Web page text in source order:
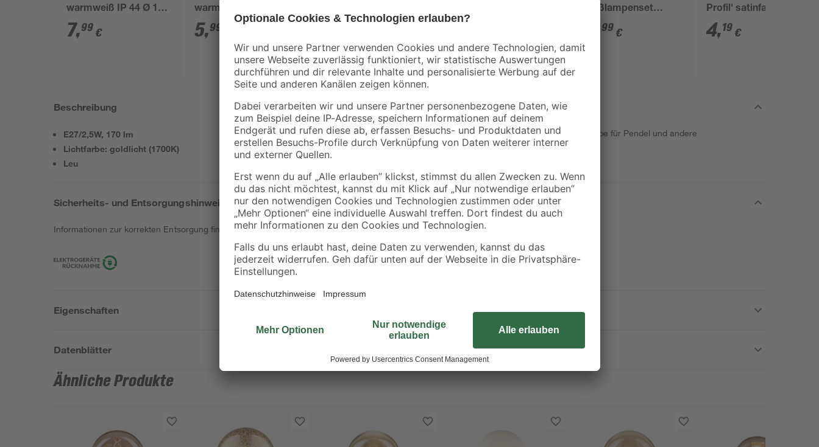
warmweiß IP 44 Ø 15
x 44 cm
7,99 €
warmweiß IP 44 Ø 10
x 39 cm
5,99
x 54,5 cm
warmweiß IP 44 Ø 27
Spießlampenset
warmweiß IP 44 7,5 x
43 cm 5 Stück
99 €
Profil' satinfarben 2
Stück
4,19 €
Beschreibung
E27/2,5W, 170 lm
Lichtfarbe: goldlicht (1700K)
Leu
Rund und gediegen in der Form. Die ideale Lampe für Pendel und andere
Deckenleuchten.
Sicherheits- und Entsorgungshinweise
Informationen zur korrekten Entsorgung findest duhier.
Eigenschaften
Datenblätter
Ähnliche Produkte